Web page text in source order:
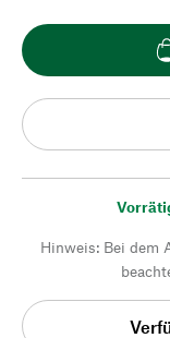
Hinweis: Bei dem